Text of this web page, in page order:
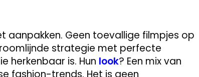
aanpakken. Geen toevallige filmpjes op
strategie met perfecte
herkenbaar is. Hun look? Een mix van
fashion-trends. Het is geen